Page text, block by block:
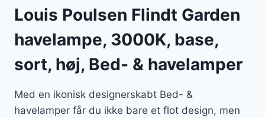
Louis Poulsen Flindt Garden
havelampe, 3000K, base,
sort, høj, Bed- & havelamper
Med en ikonisk designerskabt Bed- &
havelamper får du ikke bare et flot design, men